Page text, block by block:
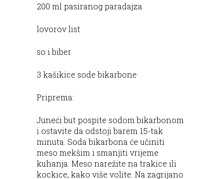
200 ml pasiranog paradajza
lovorov list
so i biber
3 kašikice sode bikarbone
Priprema:
Juneći but pospite sodom bikarbonom
i ostavite da odstoji barem 15-tak
minuta. Soda bikarbona će učiniti
meso mekšim i smanjiti vrijeme
kuhanja. Meso narežite na trakice ili
kockice, kako više volite. Na zagrijano